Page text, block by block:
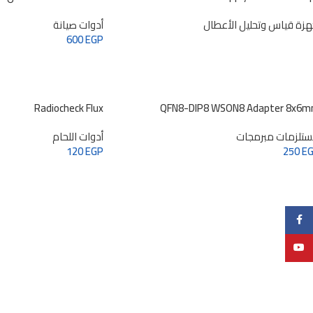
قياس وتحليل الأعطال
أدوات صيانة
600EGP
QFN8-DIP8 WSON8 Adapter
مبرمجات
250
Radiocheck Flux
أدوات اللحام
120EGP